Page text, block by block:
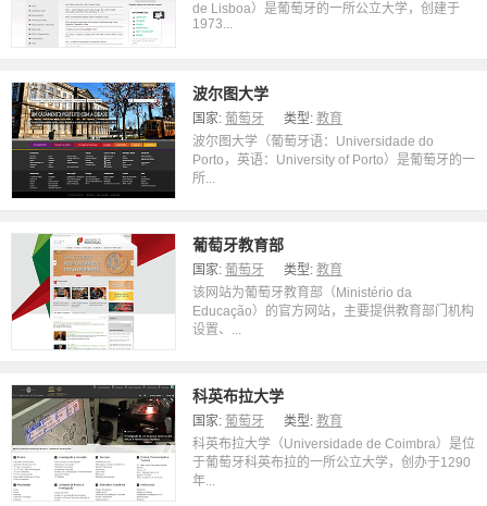
de Lisboa）是葡萄牙的一所公立大学，创建于
1973...
波尔图大学
国家: 葡萄牙 类型: 教育
波尔图大学（葡萄牙语：Universidade do
Porto，英语：University of Porto）是葡萄牙的一
所...
葡萄牙教育部
国家: 葡萄牙 类型: 教育
该网站为葡萄牙教育部（Ministério da
Educação）的官方网站，主要提供教育部门机构
设置、...
科英布拉大学
国家: 葡萄牙 类型: 教育
科英布拉大学（Universidade de Coimbra）是位
于葡萄牙科英布拉的一所公立大学，创办于1290
年...